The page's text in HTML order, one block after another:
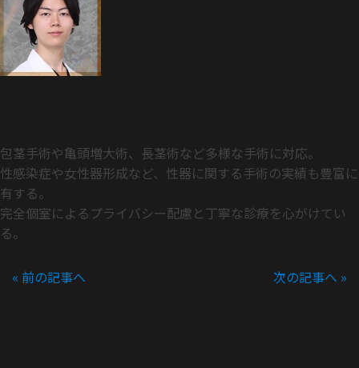
包茎手術や亀頭増大術、長茎術など多様な手術に対応。
性感染症や女性器形成など、性器に関する手術の実績も豊富に
有する。
完全個室によるプライバシー配慮と丁寧な診療を心がけてい
る。
« 前の記事へ 次の記事へ »